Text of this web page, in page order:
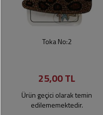
Toka No:2
25,00 TL
Ürün geçici olarak temin
edilememektedir.